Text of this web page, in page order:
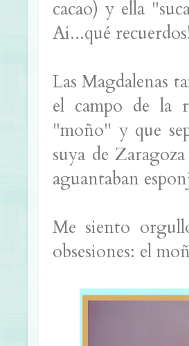
cacao) y ella
Ai...qué
Las Magdalenas
el campo de la
"moño" y que
suya de
aguantaban
Me siento
obsesiones: el